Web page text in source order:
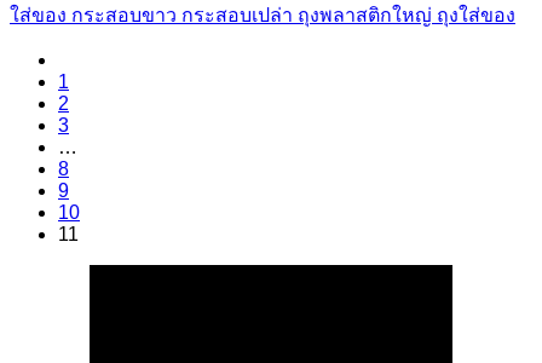
ใส่ของ กระสอบขาว กระสอบเปล่า ถุงพลาสติกใหญ่ ถุงใส่ของ
1
2
3
…
8
9
10
11